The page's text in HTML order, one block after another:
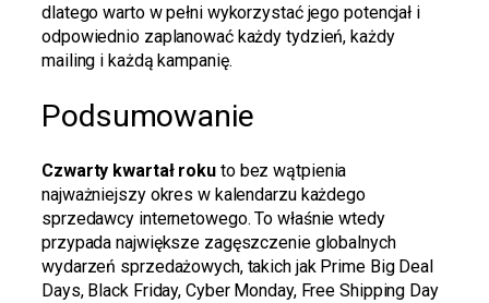
dlatego warto w pełni wykorzystać jego potencjał i
odpowiednio zaplanować każdy tydzień, każdy
mailing i każdą kampanię.
Podsumowanie
Czwarty kwartał roku to bez wątpienia
najważniejszy okres w kalendarzu każdego
sprzedawcy internetowego. To właśnie wtedy
przypada największe zagęszczenie globalnych
wydarzeń sprzedażowych, takich jak Prime Big Deal
Days, Black Friday, Cyber Monday, Free Shipping Day